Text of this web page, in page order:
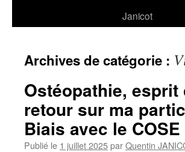
Janicot
Archives de catégorie :
Ostéopathie,
retour sur ma
Biais avec le COSE
Publié le 1 juillet 2025parQuentin